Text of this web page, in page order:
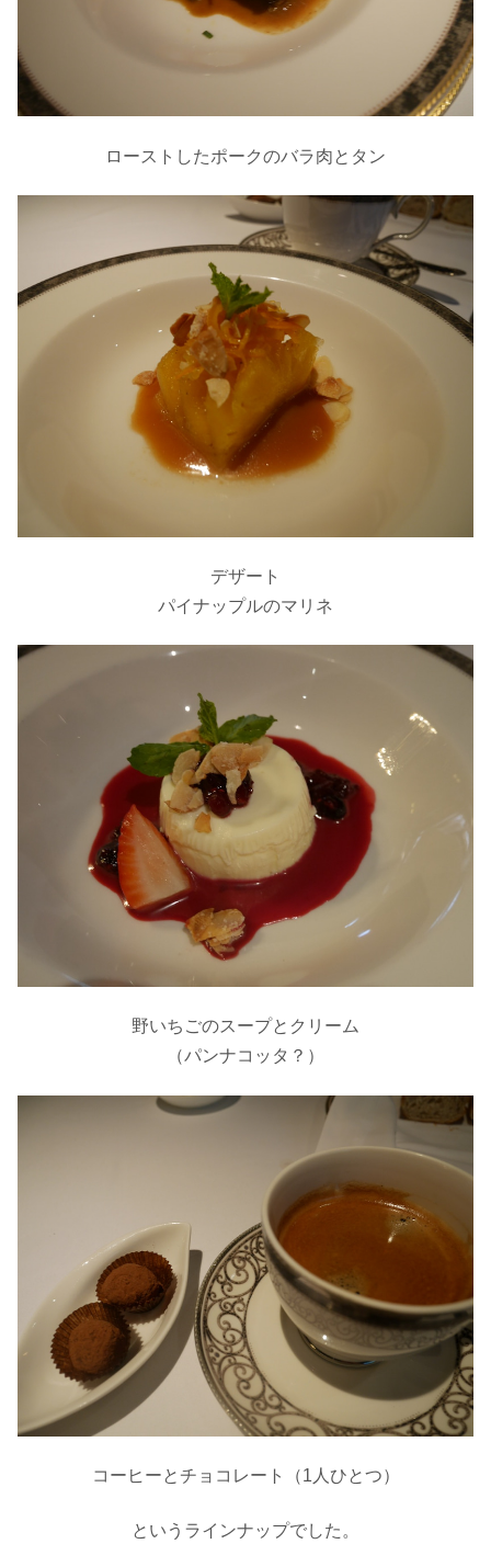
ローストしたポークのバラ肉とタン
デザート
パイナップルのマリネ
野いちごのスープとクリーム
（パンナコッタ？）
コーヒーとチョコレート（1人ひとつ）
というラインナップでした。